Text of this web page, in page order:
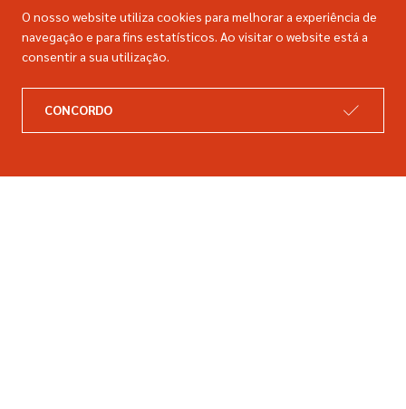
A DIMACER
Catálogo
O nosso website utiliza cookies para melhorar a experiência de
navegação e para fins estatísticos. Ao visitar o website está a
consentir a sua utilização.
CONCORDO